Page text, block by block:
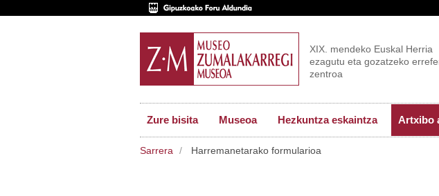
XIX. mendeko Euskal Herria
ezagutu eta gozatzeko
zentroa
Zure bisita Museoa Hezkuntza eskaintza Artxibo
Sarrera Harremanetarako formularioa